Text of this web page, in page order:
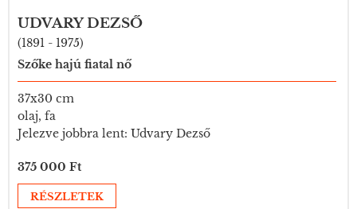
UDVARY DEZSŐ
(1891 - 1975)
Szőke hajú fiatal nő
37x30 cm
olaj, fa
Jelezve jobbra lent: Udvary Dezső
375 000 Ft
RÉSZLETEK